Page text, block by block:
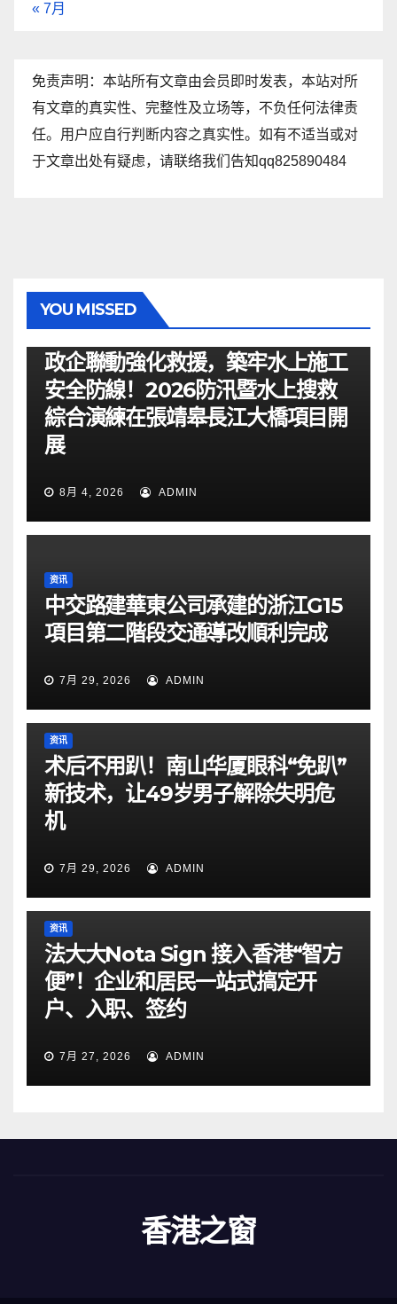
« 7月
免责声明：本站所有文章由会员即时发表，本站对所
有文章的真实性、完整性及立场等，不负任何法律责
任。用户应自行判断内容之真实性。如有不适当或对
于文章出处有疑虑，请联络我们告知qq825890484
YOU MISSED
政企聯動強化救援，築牢水上施工
安全防線！2026防汛暨水上搜救
綜合演練在張靖皋長江大橋項目開
展
8月 4, 2026 ADMIN
资讯
中交路建華東公司承建的浙江G15
項目第二階段交通導改順利完成
7月 29, 2026 ADMIN
资讯
术后不用趴！南山华厦眼科“免趴”
新技术，让49岁男子解除失明危
机
7月 29, 2026 ADMIN
资讯
法大大Nota Sign 接入香港“智方
便”！企业和居民一站式搞定开
户、入职、签约
7月 27, 2026 ADMIN
香港之窗